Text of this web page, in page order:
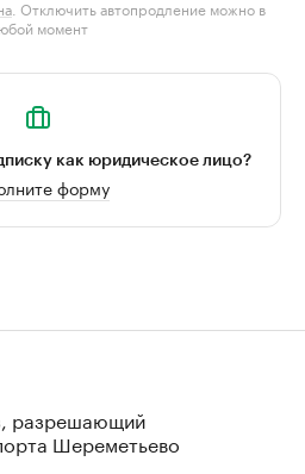
. Отключить автопродление можно в
момент
как юридическое лицо?
форму
разрешающий
Шереметьево